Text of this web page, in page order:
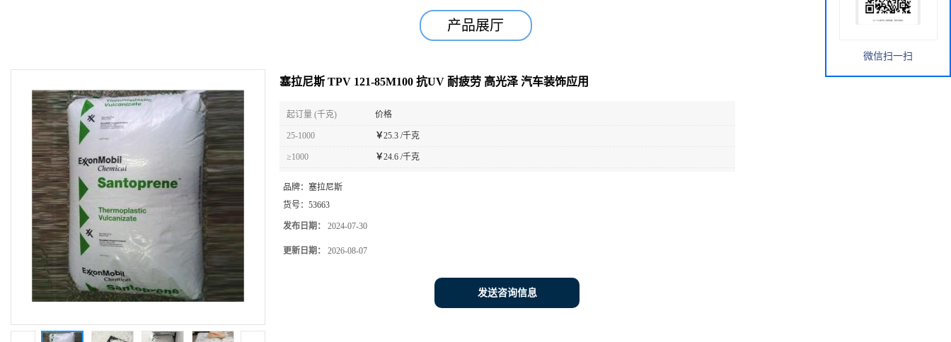
产品展厅
塞拉尼斯 TPV 121-85M100 抗UV 耐疲劳 高光泽 汽车装饰应用
起订量 (千克) 价格
25-1000 ￥25.3 /千克
≥1000 ￥24.6 /千克
品牌： 塞拉尼斯
货号： 53663
发布日期： 2024-07-30
更新日期： 2026-08-07
发送咨询信息
微信扫一扫